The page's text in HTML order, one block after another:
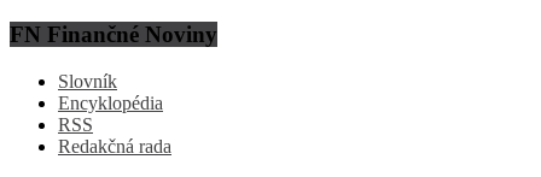
FN Finančné Noviny
Slovník
Encyklopédia
RSS
Redakčná rada